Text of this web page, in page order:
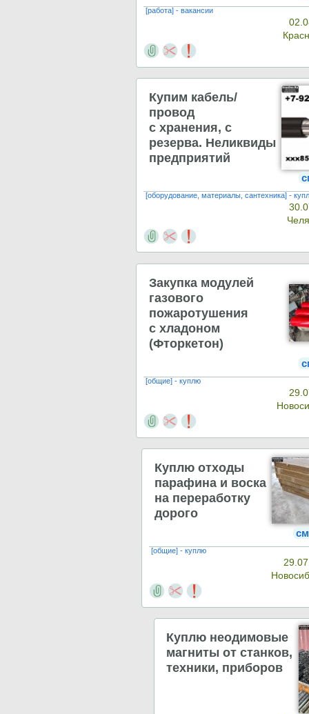
[работа] - вакансии
Купим кабель/
провод
с хранения, с
резерва. Неликвиды
предприятий
[оборудование, материалы, сантехника] -
Закупка модулей
газового
пожаротушения
с хладоном
(Фторкетон)
[общие] - куплю
Куплю отходы
парафина и воска
на переработку
дорого
[общие] - куплю
Куплю неодимовые
магниты от станков,
техники, приборов